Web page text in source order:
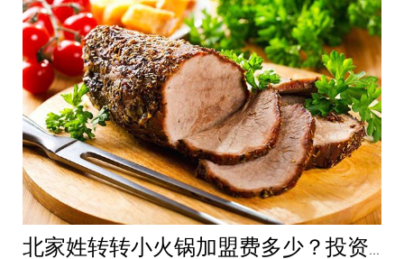
北家姓转转小火锅加盟费多少？投资30万一家网红火锅店就属于你